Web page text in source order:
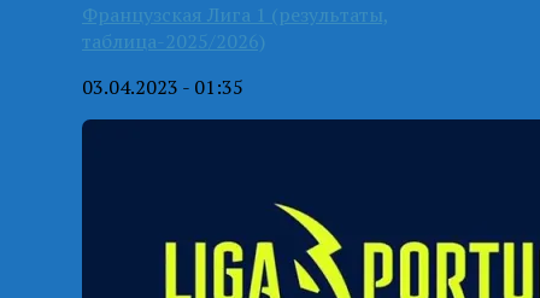
Французская Лига 1 (результаты,
таблица-2025/2026)
03.04.2023 - 01:35